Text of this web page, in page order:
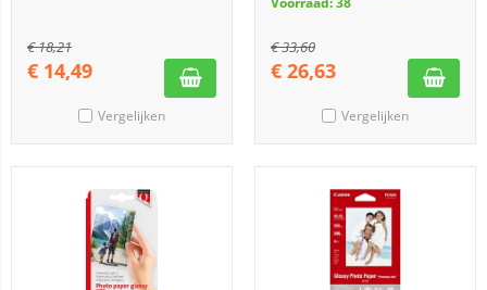
€18,21
€ 14,49
Vergelijken
€33,60
€ 26,63
Vergelijken